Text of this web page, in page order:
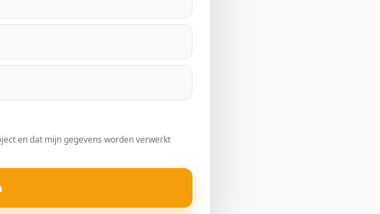
en dat mijn gegevens worden verwerkt